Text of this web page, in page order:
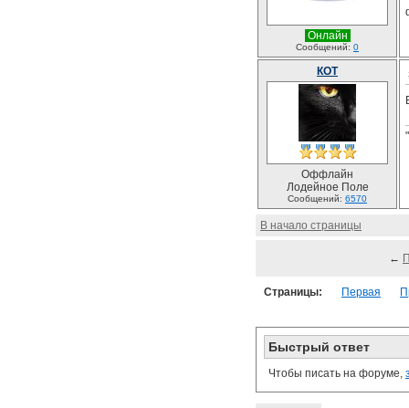
Онлайн
Сообщений: 0
КОТ
Оффлайн
Лодейное Поле
Сообщений: 6570
В начало страницы
←
Страницы: Первая
Быстрый ответ
Чтобы писать на форуме,